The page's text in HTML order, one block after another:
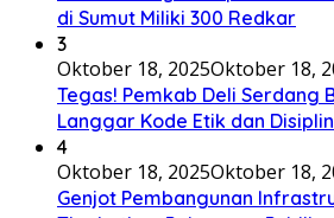
di Sumut Miliki 300 Redkar
3
Oktober 18, 2025Oktober 18,
Tegas! Pemkab Deli Serdang
Langgar Kode Etik dan
4
Oktober 18, 2025Oktober 18,
Genjot Pembangunan